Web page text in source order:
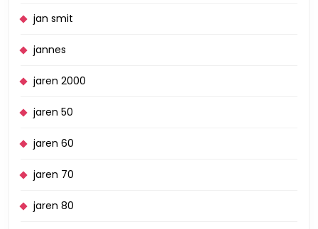
jan smit
jannes
jaren 2000
jaren 50
jaren 60
jaren 70
jaren 80